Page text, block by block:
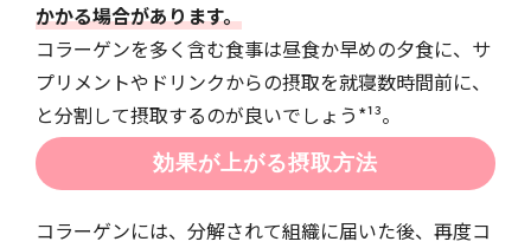
かかる場合があります。
コラーゲンを多く含む食事は昼食か早めの夕食に、サ
プリメントやドリンクからの摂取を就寝数時間前に、
と分割して摂取するのが良いでしょう*¹³。
効果が上がる摂取方法
コラーゲンには、分解されて組織に届いた後、再度コ